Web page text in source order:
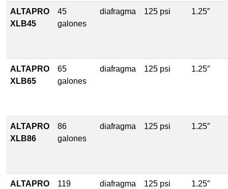
ALTAPRO
XLB45
45
galones
diafragma 125 psi 1.25″
ALTAPRO
XLB65
65
galones
diafragma 125 psi 1.25″
ALTAPRO
XLB86
86
galones
diafragma 125 psi 1.25″
ALTAPRO
119
diafragma 125 psi 1.25″